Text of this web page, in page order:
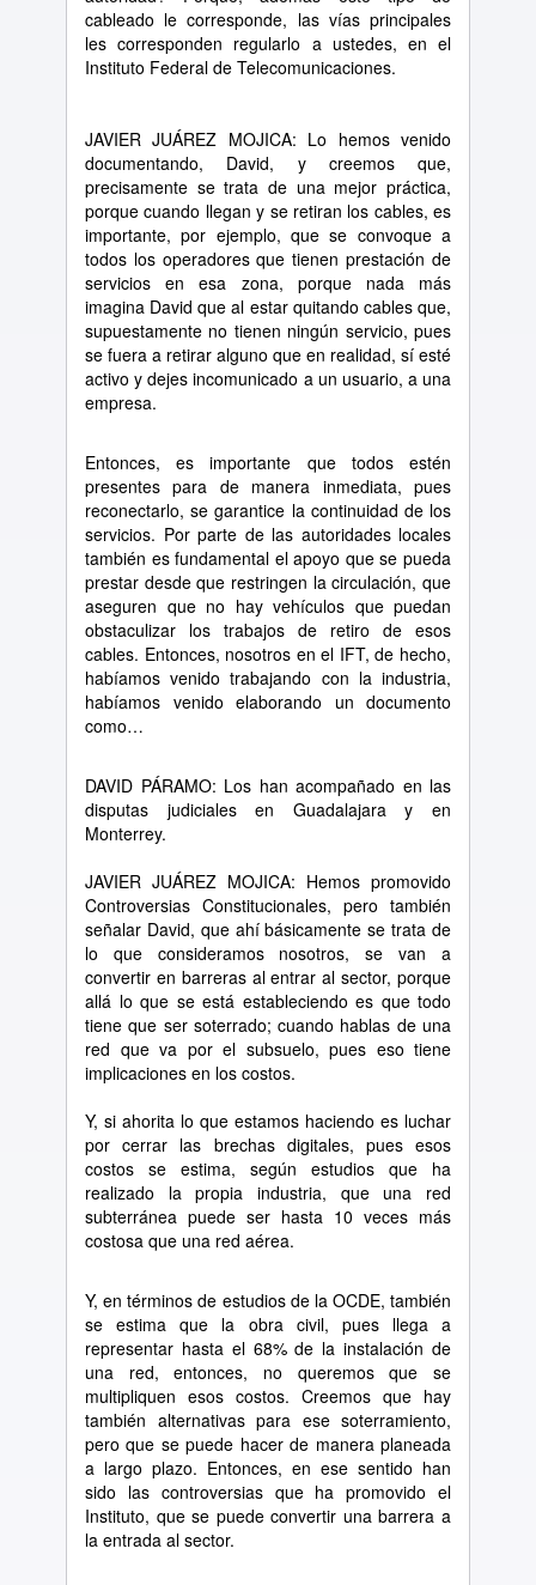
cableado le corresponde, las vías principales
les corresponden regularlo a ustedes, en el
Instituto Federal de Telecomunicaciones.
JAVIER JUÁREZ MOJICA: Lo hemos venido
documentando, David, y creemos que,
precisamente se trata de una mejor práctica,
porque cuando llegan y se retiran los cables, es
importante, por ejemplo, que se convoque a
todos los operadores que tienen prestación de
servicios en esa zona, porque nada más
imagina David que al estar quitando cables que,
supuestamente no tienen ningún servicio, pues
se fuera a retirar alguno que en realidad, sí esté
activo y dejes incomunicado a un usuario, a una
empresa.
Entonces, es importante que todos estén
presentes para de manera inmediata, pues
reconectarlo, se garantice la continuidad de los
servicios. Por parte de las autoridades locales
también es fundamental el apoyo que se pueda
prestar desde que restringen la circulación, que
aseguren que no hay vehículos que puedan
obstaculizar los trabajos de retiro de esos
cables. Entonces, nosotros en el IFT, de hecho,
habíamos venido trabajando con la industria,
habíamos venido elaborando un documento
como…
DAVID PÁRAMO: Los han acompañado en las
disputas judiciales en Guadalajara y en
Monterrey.
JAVIER JUÁREZ MOJICA: Hemos promovido
Controversias Constitucionales, pero también
señalar David, que ahí básicamente se trata de
lo que consideramos nosotros, se van a
convertir en barreras al entrar al sector, porque
allá lo que se está estableciendo es que todo
tiene que ser soterrado; cuando hablas de una
red que va por el subsuelo, pues eso tiene
implicaciones en los costos.
Y, si ahorita lo que estamos haciendo es luchar
por cerrar las brechas digitales, pues esos
costos se estima, según estudios que ha
realizado la propia industria, que una red
subterránea puede ser hasta 10 veces más
costosa que una red aérea.
Y, en términos de estudios de la OCDE, también
se estima que la obra civil, pues llega a
representar hasta el 68% de la instalación de
una red, entonces, no queremos que se
multipliquen esos costos. Creemos que hay
también alternativas para ese soterramiento,
pero que se puede hacer de manera planeada
a largo plazo. Entonces, en ese sentido han
sido las controversias que ha promovido el
Instituto, que se puede convertir una barrera a
la entrada al sector.